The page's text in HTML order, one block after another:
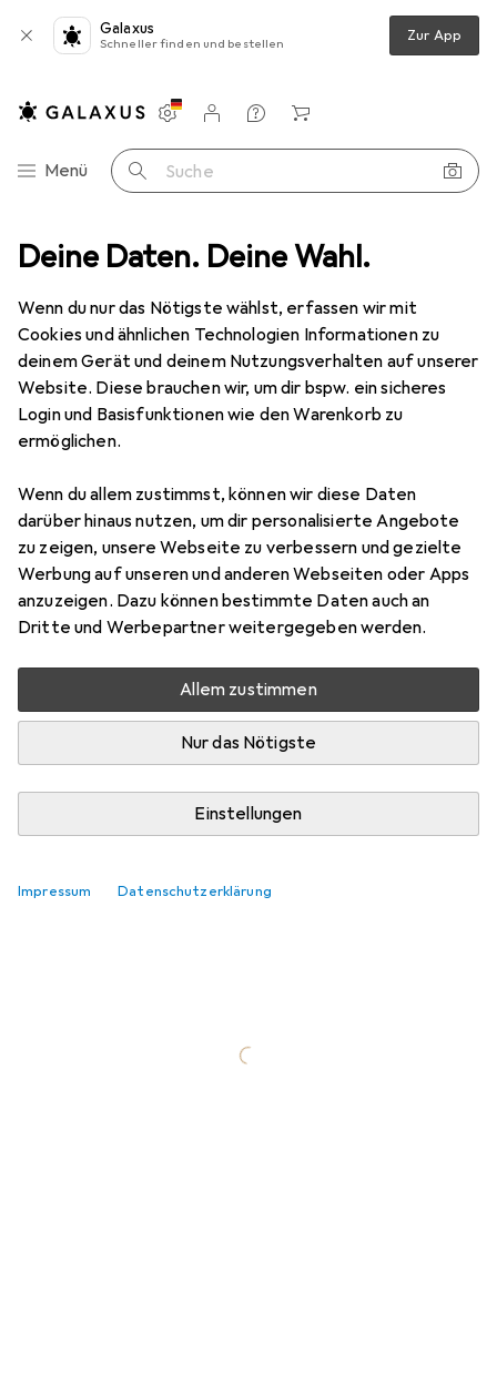
Deine Daten. Deine Wahl.
Wenn du nur das Nötigste wählst, erfassen wir mit
Cookies und ähnlichen Technologien Informationen zu
deinem Gerät und deinem Nutzungsverhalten auf unserer
Website. Diese brauchen wir, um dir bspw. ein sicheres
Login und Basisfunktionen wie den Warenkorb zu
ermöglichen.
Wenn du allem zustimmst, können wir diese Daten
darüber hinaus nutzen, um dir personalisierte Angebote
zu zeigen, unsere Webseite zu verbessern und gezielte
Werbung auf unseren und anderen Webseiten oder Apps
anzuzeigen. Dazu können bestimmte Daten auch an
Dritte und Werbepartner weitergegeben werden.
Allem zustimmen
Nur das Nötigste
Einstellungen
Impressum Datenschutzerklärung
Galaxus
Schneller finden und bestellen Zur App
Navigation nach Kategorien
Menü Suche
Einstellungen
Kundenkonto
Vergleichslisten
Merklisten
Warenkorb
Eisenwaren Möbelbeschlag Möbelausstattung
Ausverkauf Möbelausstattung